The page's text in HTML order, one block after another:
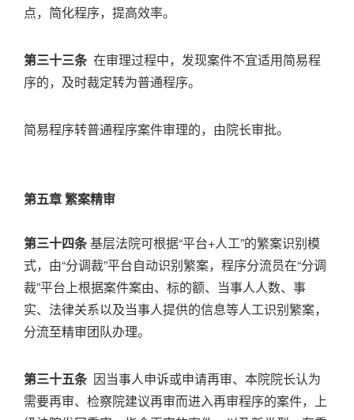
点，简化程序，提高效率。
第三十三条在审理过程中，发现案件不宜适用简易程
序的，及时裁定转为普通程序。
简易程序转普通程序案件审理的，由院长审批。
第五章 繁案精审
第三十四条基层法院可根据“平台+人工”的繁案识别模
式，由“分调裁”平台自动识别繁案，程序分流员在“分调
裁”平台上根据案件案由、标的额、当事人人数、事
实、法律关系以及当事人提供的信息等人工识别繁案，
分流至精审团队办理。
第三十五条因当事人申诉或申请再审、本院院长认为
需要再审、检察院建议再审而进入再审程序的案件，上